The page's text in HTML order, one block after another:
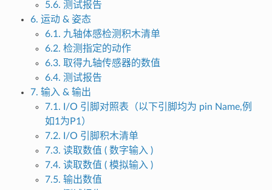
5.6. 测试报告
6. 运动 & 姿态
6.1. 九轴体感检测积木清单
6.2. 检测指定的动作
6.3. 取得九轴传感器的数值
6.4. 测试报告
7. 输入 & 输出
7.1. I/O 引脚对照表（以下引脚均为 pin Name,例
如1为P1）
7.2. I/O 引脚积木清单
7.3. 读取数值 ( 数字输入 )
7.4. 读取数值 ( 模拟输入 )
7.5. 输出数值